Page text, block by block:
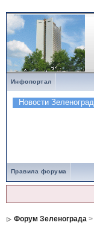
Инфопортал
Правила форума
Форум Зеленограда>